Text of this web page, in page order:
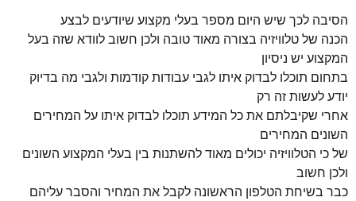
הסיבה לכך שיש היום מספר בעלי מקצוע שיודעים לבצע
הכנה של טלוויזיה בצורה מאוד טובה ולכן חשוב לוודא שזה בעל
המקצוע יש ניסיון
בתחום תוכלו לבדוק איתו לגבי עבודות קודמות ולגבי מה בדיוק
יודע לעשות זה רק
אחרי שקיבלתם את כל המידע תוכלו לבדוק איתו על המחירים
השונים המחירים
של כי הטלוויזיה יכולים מאוד להשתנות בין בעלי המקצוע השונים
ולכן חשוב
כבר בשיחת הטלפון הראשונה לקבל את המחיר והסבר עליהם